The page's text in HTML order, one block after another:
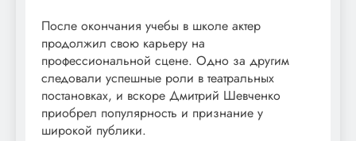
После окончания учебы в школе актер
продолжил свою карьеру на
профессиональной сцене. Одно за другим
следовали успешные роли в театральных
постановках, и вскоре Дмитрий Шевченко
приобрел популярность и признание у
широкой публики.